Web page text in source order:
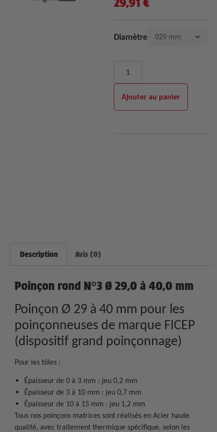
29,91 €
Diamètre
Ajouter au panier
Description Avis (0)
Poinçon rond N°3 Ø 29,0 à 40,0 mm
Poinçon Ø 29 à 40 mm pour les
poinçonneuses de marque FICEP
(dispositif grand poinçonnage)
Pour les tôles :
Épaisseur de 0 à 3 mm : jeu 0,2 mm
Épaisseur de 3 à 10 mm : jeu 0,7 mm
Épaisseur de 10 à 15 mm : jeu 1,2 mm
Tous nos poinçons matrices sont réalisés en Acier haute
qualité, avec traitement thermique spécifique, selon les